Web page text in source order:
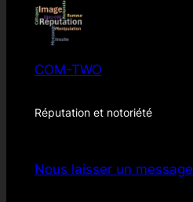
COM-TWO
Réputation et notoriété
Nous laisser un message